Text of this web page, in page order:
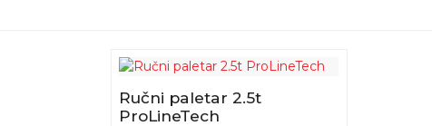
Ručni paletar 2.5t
ProLineTech